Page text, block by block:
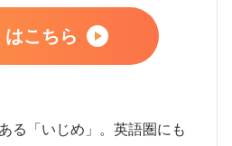
こちら
る「いじめ」。英語圏にも